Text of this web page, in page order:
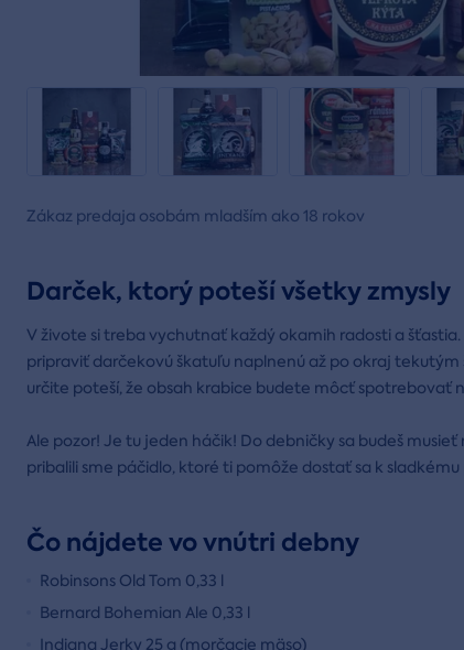
Zákaz predaja osobám mladším ako 18 rokov
Darček, ktorý poteší všetky zmysly
V živote si treba vychutnať každý okamih radosti a
pripraviť darčekovú škatuľu naplnenú až po okraj
určite poteší, že obsah krabice budete môcť spotrebovať
Ale pozor! Je tu jeden háčik! Do debničky sa budeš
pribalili sme páčidlo, ktoré ti pomôže dostať sa k
Čo nájdete vo vnútri debny
Robinsons Old Tom 0,33 l
Bernard Bohemian Ale 0,33 l
Indiana Jerky 25 g (morčacie mäso)